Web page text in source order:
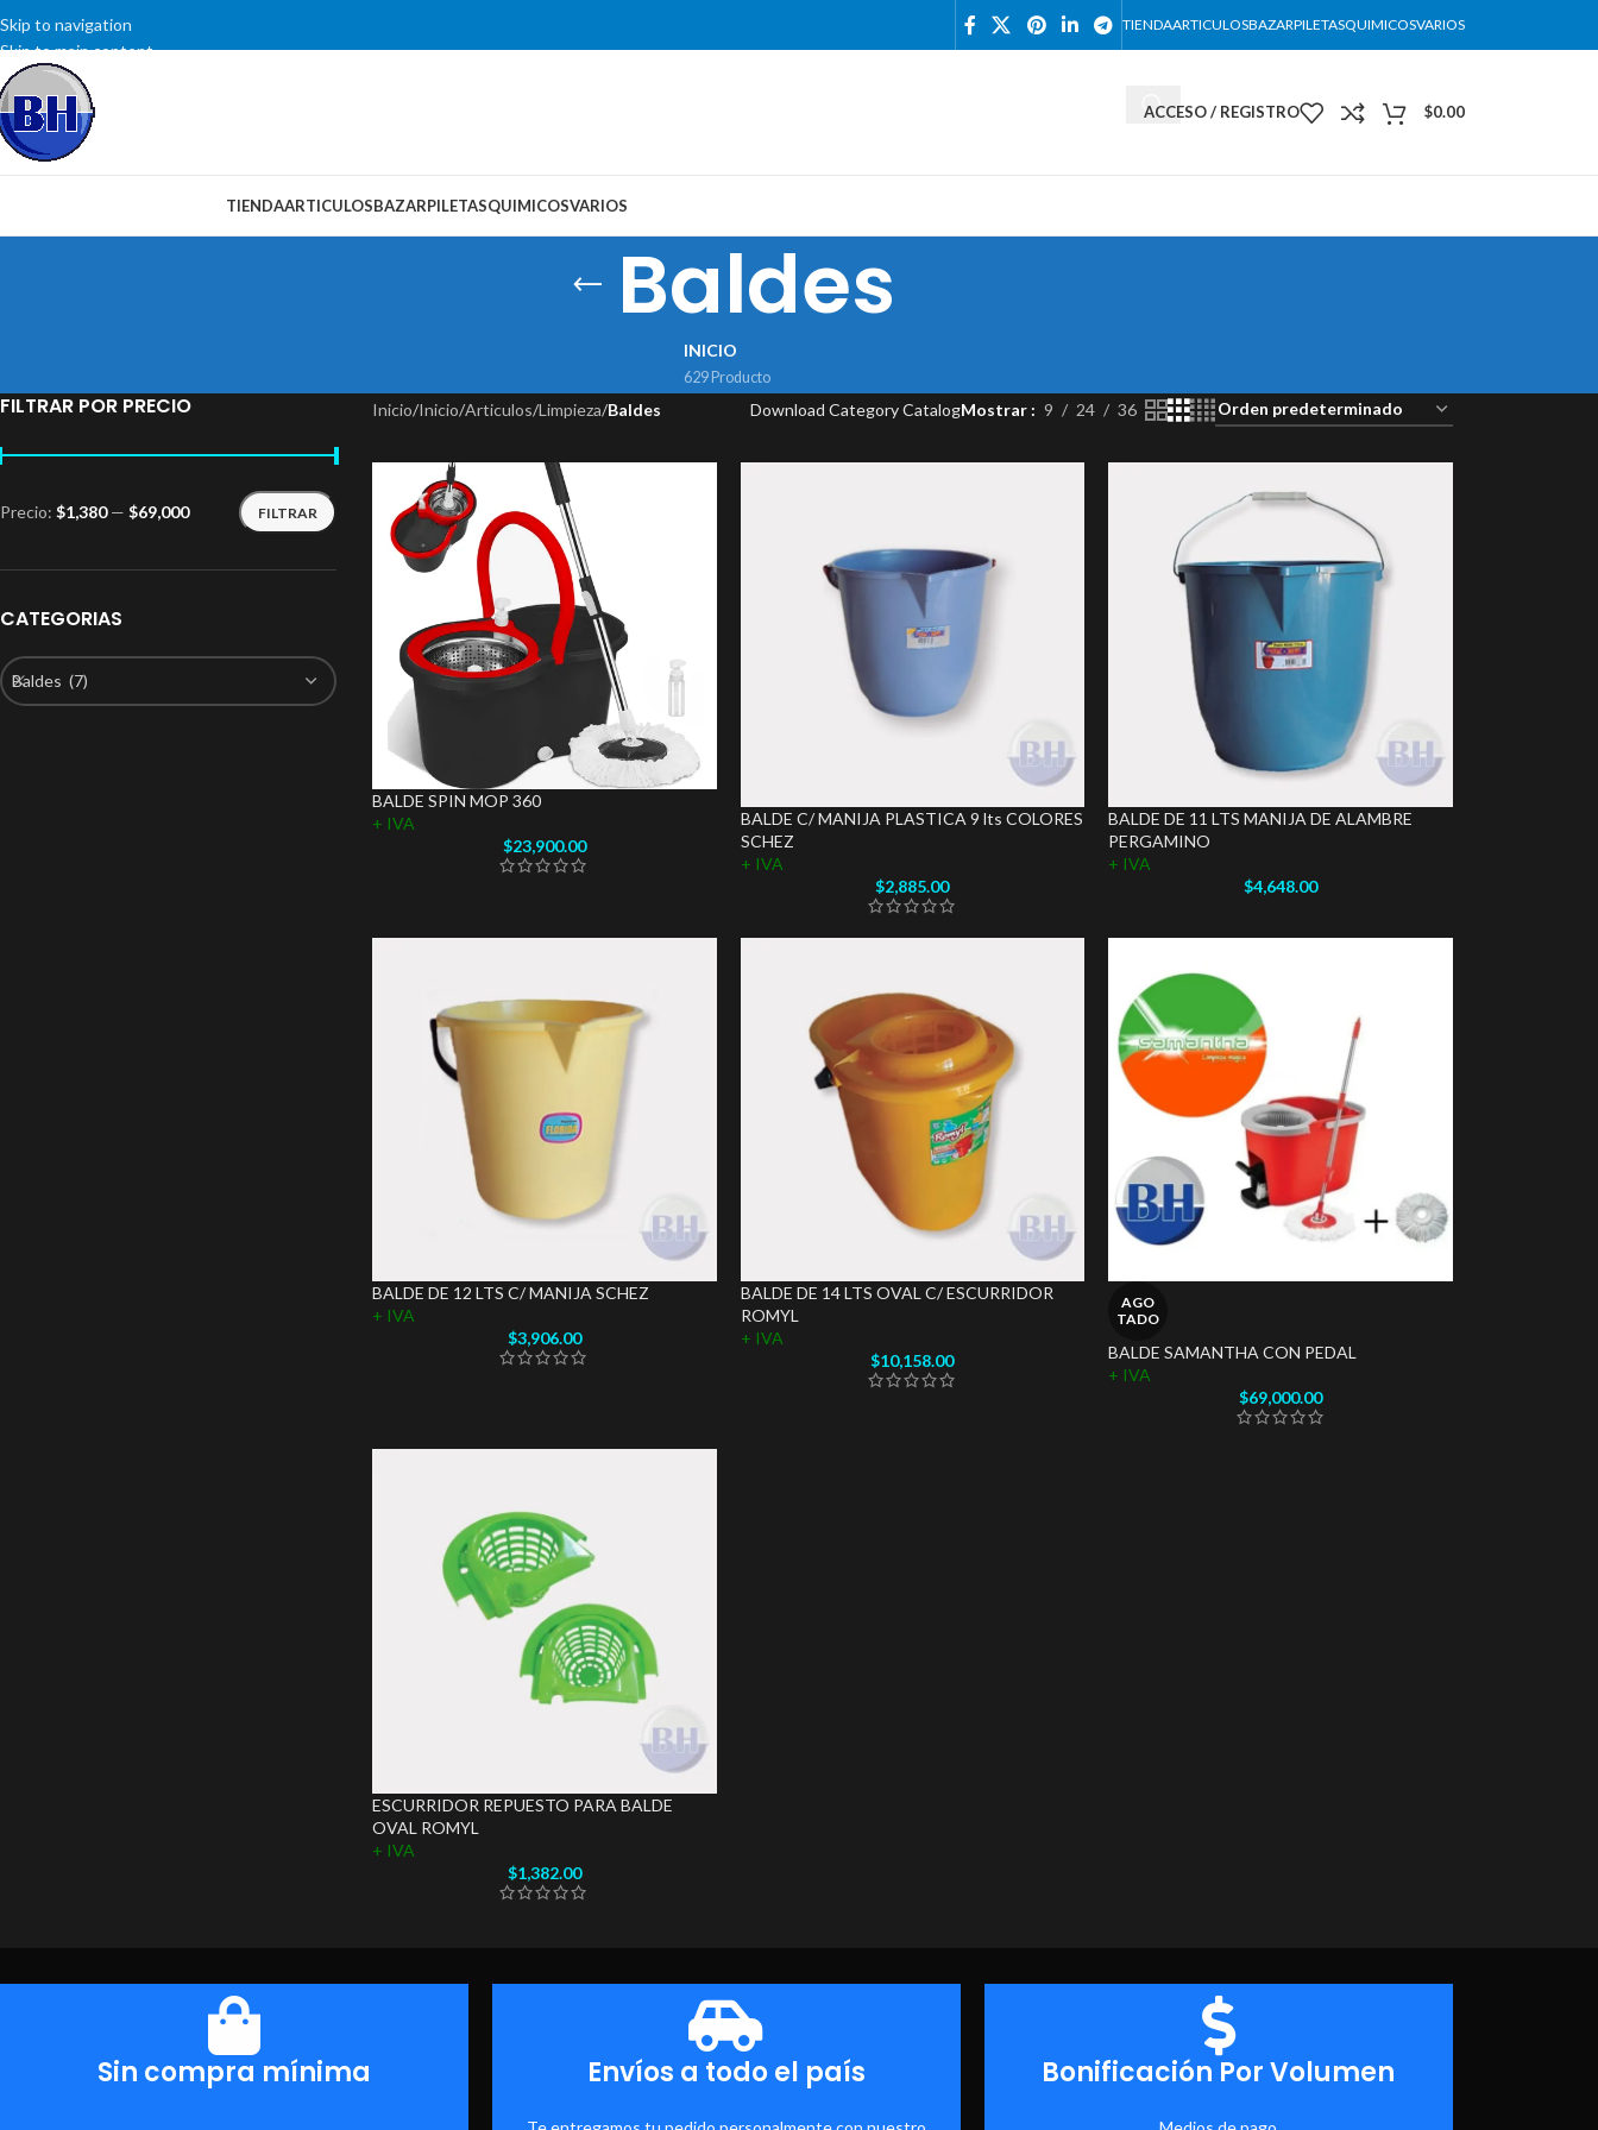
Skip to navigation
Skip to main content
TIENDAARTICULOSBAZARPILETASQUIMICOSVARIOS
ACCESO / REGISTRO $0.00
TIENDAARTICULOSBAZARPILETASQUIMICOSVARIOS
Baldes
INICIO
629 Producto
FILTRAR POR PRECIO
FILTRAR
Precio: $1,380— $69,000
CATEGORIAS
Baldes (7)
Inicio/Inicio/Articulos/Limpieza/Baldes Download Category CatalogMostrar 9 24 36
BALDE SPIN MOP 360
+ IVA
$23,900.00
BALDE C/ MANIJA PLASTICA 9 lts COLORES
SCHEZ
+ IVA
$2,885.00
BALDE DE 11 LTS MANIJA DE ALAMBRE
PERGAMINO
+ IVA
$4,648.00
BALDE DE 12 LTS C/ MANIJA SCHEZ
+ IVA
$3,906.00
BALDE DE 14 LTS OVAL C/ ESCURRIDOR
ROMYL
+ IVA
$10,158.00
AGO
TADO
BALDE SAMANTHA CON PEDAL
+ IVA
$69,000.00
ESCURRIDOR REPUESTO PARA BALDE
OVAL ROMYL
+ IVA
$1,382.00
Sin compra mínima Envíos a todo el país Bonificación Por Volumen